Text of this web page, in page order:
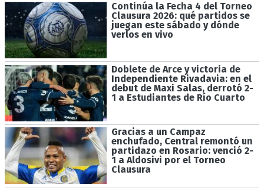
Continúa la Fecha 4 del Torneo
Clausura 2026: qué partidos se
juegan este sábado y dónde
verlos en vivo
Doblete de Arce y victoria de
Independiente Rivadavia: en el
debut de Maxi Salas, derrotó 2-
1 a Estudiantes de Río Cuarto
Gracias a un Campaz
enchufado, Central remontó un
partidazo en Rosario: venció 2-
1 a Aldosivi por el Torneo
Clausura